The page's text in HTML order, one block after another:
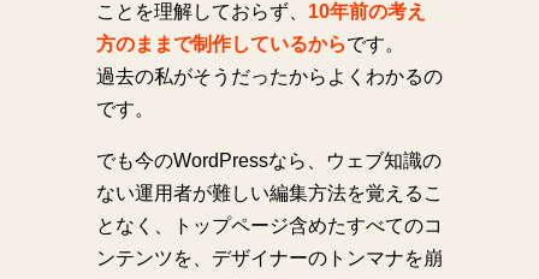
ことを理解しておらず、 10年前の考え
方のままで制作しているからです。
過去の私がそうだったからよくわかるの
です。
でも今のWordPressなら、ウェブ知識の
ない運用者が難しい編集方法を覚えるこ
となく、トップページ含めたすべてのコ
ンテンツを、デザイナーのトンマナを崩